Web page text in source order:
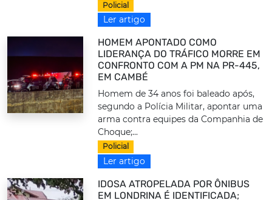
Policial
Ler artigo
HOMEM APONTADO COMO
LIDERANÇA DO TRÁFICO MORRE EM
CONFRONTO COM A PM NA PR-445,
EM CAMBÉ
Homem de 34 anos foi baleado após,
segundo a Polícia Militar, apontar uma
arma contra equipes da Companhia de
Choque;...
Policial
Ler artigo
IDOSA ATROPELADA POR ÔNIBUS
EM LONDRINA É IDENTIFICADA;